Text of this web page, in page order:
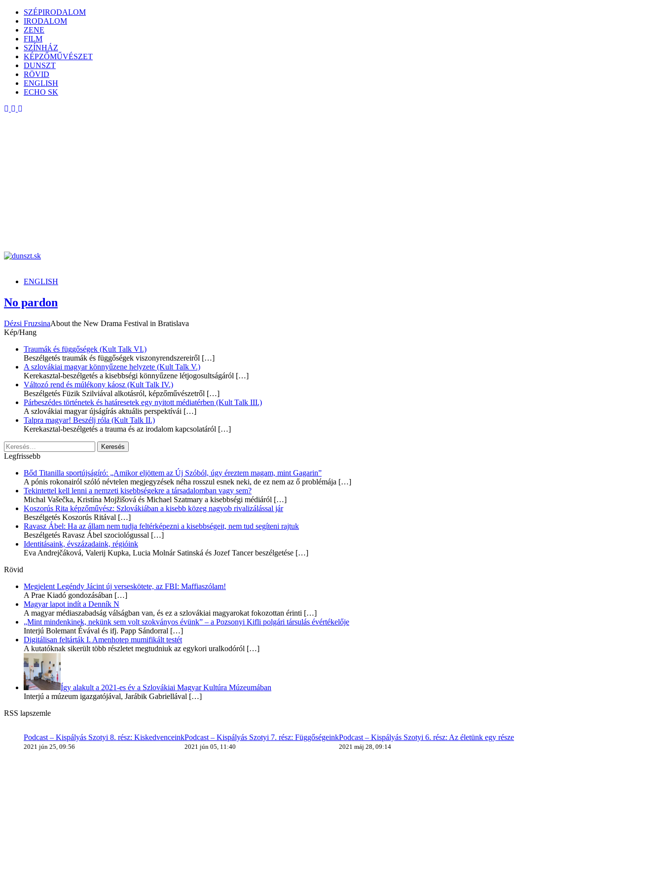
Skip
content
SZÉPIRODALOM
IRODALOM
ZENE
FILM
SZÍNHÁZ
KÉPZŐMŰVÉSZET
DUNSZT
RÖVID
ENGLISH
ECHO SK
ENGLISH
No pardon
Dézsi FruzsinaAbout the New Drama Festival in Bratislava
Kép/Hang
Traumák és függőségek (Kult Talk VI.)
Beszélgetés traumák és függőségek viszonyrendszereiről […]
A szlovákiai magyar könnyűzene helyzete (Kult Talk V.)
Kerekasztal-beszélgetés a kisebbségi könnyűzene létjogosultságáról […]
Változó rend és múlékony káosz (Kult Talk IV.)
Beszélgetés Füzik Szilviával alkotásról, képzőművészetről […]
Párbeszédes történetek és határesetek egy nyitott médiatérben (Kult Talk III.)
A szlovákiai magyar újságírás aktuális perspektívái […]
Talpra magyar! Beszélj róla (Kult Talk II.)
Kerekasztal-beszélgetés a trauma és az irodalom kapcsolatáról […]
Keresés:
Legfrissebb
Bőd Titanilla sportújságíró: „Amikor eljöttem az Új Szóból, úgy éreztem magam, mint Gagarin”
A pónis rokonairól szóló névtelen megjegyzések néha rosszul esnek neki, de ez nem az ő problémája […]
Tekintettel kell lenni a nemzeti kisebbségekre a társadalomban vagy sem?
Michal Vašečka, Kristína Mojžišová és Michael Szatmary a kisebbségi médiáról […]
Koszorús Rita képzőművész: Szlovákiában a kisebb közeg nagyob rivalizálással jár
Beszélgetés Koszorús Ritával […]
Ravasz Ábel: Ha az állam nem tudja feltérképezni a kisebbségeit, nem tud segíteni rajtuk
Beszélgetés Ravasz Ábel szociológussal […]
Identitásaink, évszázadaink, régióink
Eva Andrejčáková, Valerij Kupka, Lucia Molnár Satinská és Jozef Tancer beszélgetése […]
Rövid
Megjelent Legéndy Jácint új verseskötete, az FBI: Maffiaszólam!
A Prae Kiadó gondozásában […]
Magyar lapot indít a Denník N
A magyar médiaszabadság válságban van, és ez a szlovákiai magyarokat fokozottan érinti […]
„Mint mindenkinek, nekünk sem volt szokványos évünk” – a Pozsonyi Kifli polgári társulás évértékelője
Interjú Bolemant Évával és ifj. Papp Sándorral […]
Digitálisan feltárták I. Amenhotep mumifikált testét
A kutatóknak sikerült több részletet megtudniuk az egykori uralkodóról […]
Így alakult a 2021-es év a Szlovákiai Magyar Kultúra Múzeumában
Interjú a múzeum igazgatójával, Jarábik Gabriellával […]
RSS lapszemle
Podcast – Kispályás Szotyi 8. rész: Kiskedvenceink
2021 jún 25, 09:56
Podcast – Kispályás Szotyi 7. rész: Függőségeink
2021 jún 05, 11:40
Podcast – Kispályás Szotyi 6. rész: Az életünk egy része
2021 máj 28, 09:14